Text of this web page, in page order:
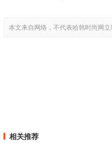
本文来自网络，不代表哈韩时尚网立
相关推荐